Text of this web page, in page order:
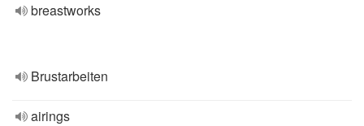
breastworks
Brustarbeiten
airings